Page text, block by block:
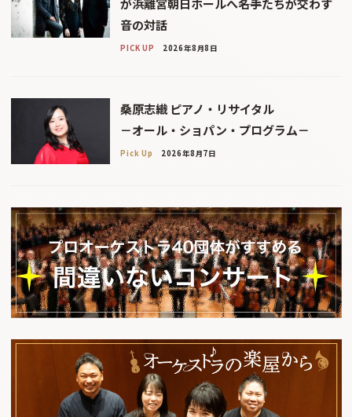
が浜離宮朝日ホールへ――名手たちが交わす
音の対話
PICK UP 2026年8月8日
桑原志織 ピアノ・リサイタル
－オール・ショパン・プログラム－
Pick Up 2026年8月7日